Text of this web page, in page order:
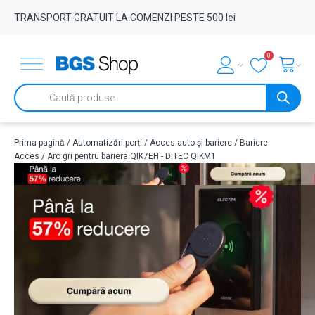
TRANSPORT GRATUIT LA COMENZI PESTE 500 lei
0
Products
search
Prima pagină / Automatizări porți / Acces auto și bariere / Bariere
Acces / Arc gri pentru bariera QIK7EH - DITEC QIKM1